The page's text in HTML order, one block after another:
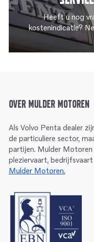
Heeft u nog
kostenindicatie?
Over Mulder Motoren
Als Volvo Penta dealer
de particuliere sector,
partijen. Mulder
pleziervaart,
Mulder Motoren.